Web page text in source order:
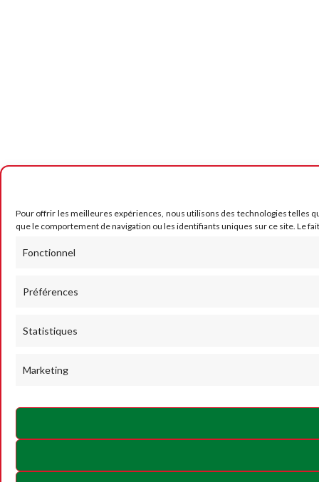
Pour offrir les meilleures expériences, nous utilisons des technologies telles
que le comportement de navigation ou les identifiants uniques sur ce site. Le
Fonctionnel
Préférences
Statistiques
Marketing